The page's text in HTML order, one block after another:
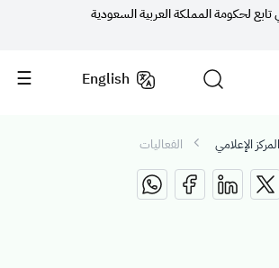
لحكومة المملكة العربية السعودية
English
المركز الإعلامي الفعاليات